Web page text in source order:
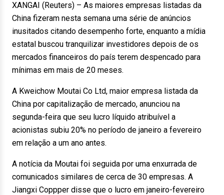
XANGAI (Reuters) – As maiores empresas listadas da
China fizeram nesta semana uma série de anúncios
inusitados citando desempenho forte, enquanto a mídia
estatal buscou tranquilizar investidores depois de os
mercados financeiros do país terem despencado para
mínimas em mais de 20 meses.
A Kweichow Moutai Co Ltd, maior empresa listada da
China por capitalização de mercado, anunciou na
segunda-feira que seu lucro líquido atribuível a
acionistas subiu 20% no período de janeiro a fevereiro
em relação a um ano antes.
A notícia da Moutai foi seguida por uma enxurrada de
comunicados similares de cerca de 30 empresas. A
Jiangxi Coppper disse que o lucro em janeiro-fevereiro